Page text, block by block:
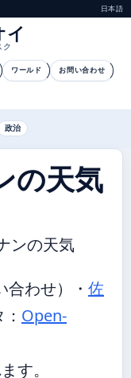
日本語
イ
ク
ワールド お問い合わせ
政治
の天気
ンの天気
合わせ） ・ 佐
Open-
す。